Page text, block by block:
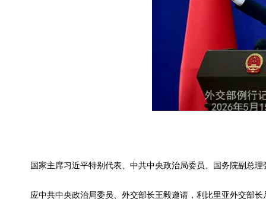
国家主席习近平特别代表、中共中央政治局委员、国务院副总
应中共中央政治局委员、外交部长王毅邀请，利比里亚外交部